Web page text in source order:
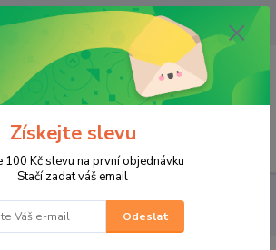
734593593
0,00 CZK
/ KAPALINY / MAZIVA
2-taktní
Ray Si-7 Full Synthetic 2T Engine Oil
Získejte slevu
100 Kč slevu na první objednávku
Stačí zadat váš email
Odeslat